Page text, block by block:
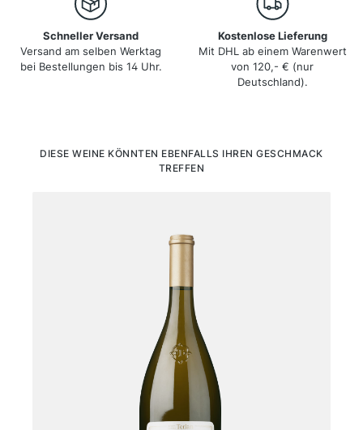
Schneller Versand
Versand am selben Werktag
bei Bestellungen bis 14 Uhr.
Kostenlose Lieferung
Mit DHL ab einem Warenwert
von 120,- € (nur
Deutschland).
Produktgalerie überspringen
DIESE WEINE KÖNNTEN EBENFALLS IHREN GESCHMACK
TREFFEN